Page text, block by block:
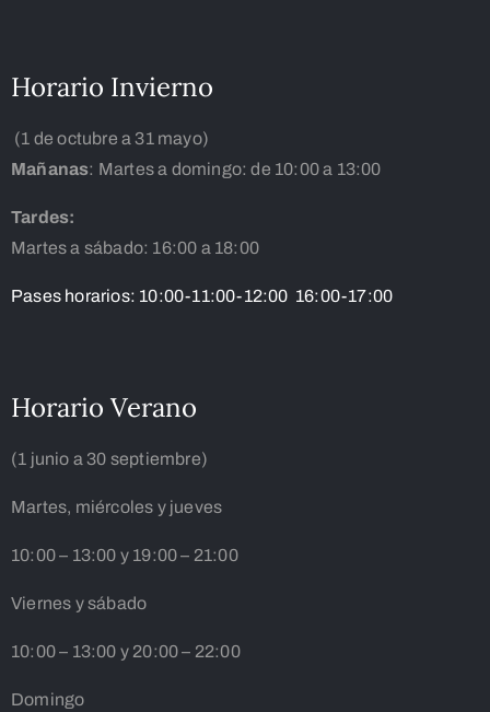
Horario Invierno
(1 de octubre a 31 mayo)
Mañanas: Martes a domingo: de 10:00 a 13:00
Tardes:
Martes a sábado: 16:00 a 18:00
Pases horarios: 10:00-11:00-12:00 16:00-17:00
Horario Verano
(1 junio a 30 septiembre)
Martes, miércoles y jueves
10:00 – 13:00 y 19:00 – 21:00
Viernes y sábado
10:00 – 13:00 y 20:00 – 22:00
Domingo